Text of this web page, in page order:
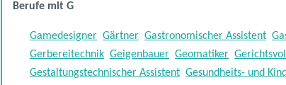
Berufe mit G
Gamedesigner Gärtner Gastronomischer Assistent
Gerbereitechnik Geigenbauer Geomatiker
Gestaltungstechnischer Assistent Gesundheits- und